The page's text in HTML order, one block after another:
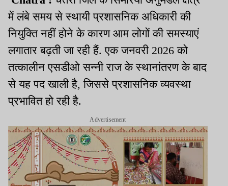
में लंबे समय से स्थायी प्रशासनिक अधिकारी की
नियुक्ति नहीं होने के कारण आम लोगों की समस्याएं
लगातार बढ़ती जा रही हैं. एक जनवरी 2026 को
तत्कालीन एसडीओ सन्नी राज के स्थानांतरण के बाद
से यह पद खाली है, जिससे प्रशासनिक व्यवस्था
प्रभावित हो रही है.
Advertisement